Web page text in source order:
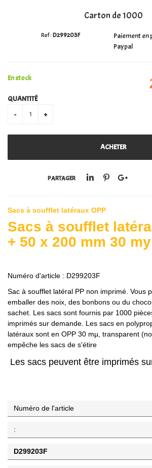
Carton de 1000
Paiement en
Paypal
D299203F
En stock
QUANTITÉ
PARTAGER
Sacs à soufflet latéraux OPP
Sacs à soufflet
+ 50 x 200 mm 30 my
Numéro d'article : D299203F
Sac à soufflet latéral PP non imprimé. Vous
emballer des noix, des bonbons ou du
sachet. Les sacs sont fournis par 1000
imprimés sur demande. Les sacs en
latéraux sont en OPP 30 mµ, transparent
empêche les sacs de s'étire
Les sacs peuvent être imprimés
Numéro de l'article
:
D299203F